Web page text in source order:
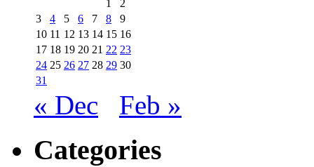
1
2
3
4 5 6 7 8
9
10 11 12 13 14 15 16
17 18 19 20 21 22 23
24 25 26 27 28 29 30
31
« Dec Feb »
Categories